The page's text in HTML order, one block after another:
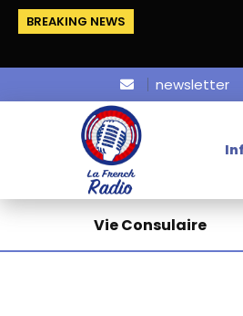
BREAKING NEWS
newsletter
Vie Consulaire